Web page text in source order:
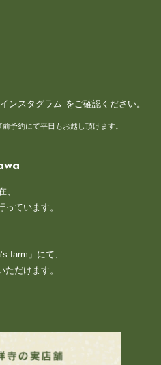
インスタグラム をご確認ください。
予約にて平日もお越し頂けます。
、
ています。
farm」にて、
だけます。